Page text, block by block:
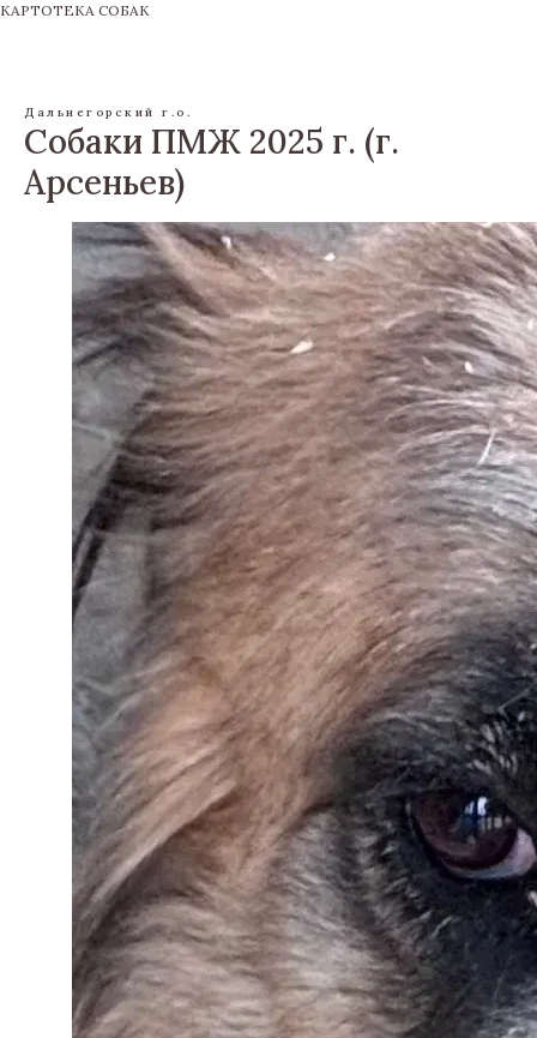
КАРТОТЕКА СОБАК
Дальнегорский г.о.
Собаки ПМЖ 2025 г. (г.
Арсеньев)